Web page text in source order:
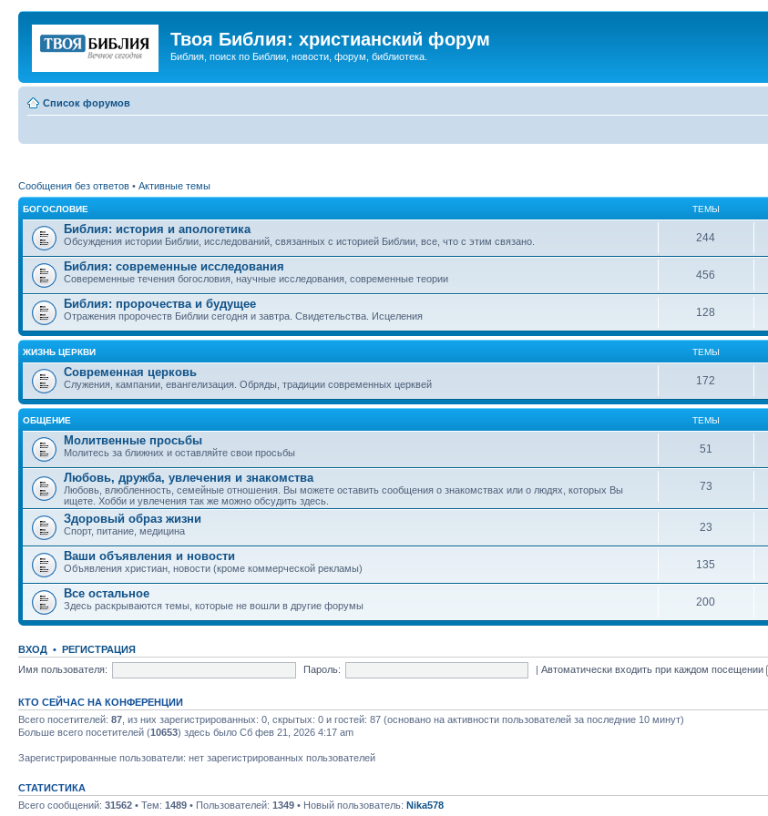
Твоя Библия: христианский форум
Библия, поиск по Библии, новости, форум, библиотека.
Список форумов
Сообщения без ответов • Активные темы
БОГОСЛОВИЕ ТЕМЫ
Библия: история и апологетика
Обсуждения истории Библии, исследований, связанных с историей Библии, все, что с этим связано. 244
Библия: современные исследования
Совеременные течения богословия, научные исследования, современные теории 456
Библия: пророчества и будущее
Отражения пророчеств Библии сегодня и завтра. Свидетельства. Исцеления 128
ЖИЗНЬ ЦЕРКВИ ТЕМЫ
Современная церковь
Служения, кампании, евангелизация. Обряды, традиции современных церквей 172
ОБЩЕНИЕ ТЕМЫ
Молитвенные просьбы
Молитесь за ближних и оставляйте свои просьбы 51
Любовь, дружба, увлечения и знакомства
Любовь, влюбленность, семейные отношения. Вы можете оставить сообщения о знакомствах или о людях, которых Вы
ищете. Хобби и увлечения так же можно обсудить здесь.
73
Здоровый образ жизни
Спорт, питание, медицина 23
Ваши объявления и новости
Объявления христиан, новости (кроме коммерческой рекламы) 135
Все остальное
Здесь раскрываются темы, которые не вошли в другие форумы 200
ВХОД • РЕГИСТРАЦИЯ
Имя пользователя:
Пароль: |Автоматически входить при каждом посещении
КТО СЕЙЧАС НА КОНФЕРЕНЦИИ
Всего посетителей: 87 , из них зарегистрированных: 0, скрытых: 0 и гостей: 87 (основано на активности пользователей за последние 10 минут)
Больше всего посетителей (10653) здесь было Сб фев 21, 2026 4:17 am
Зарегистрированные пользователи: нет зарегистрированных пользователей
СТАТИСТИКА
Всего сообщений: 31562 • Тем: 1489 • Пользователей: 1349 • Новый пользователь: Nika578